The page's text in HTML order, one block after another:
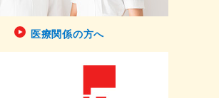
医療関係の方へ